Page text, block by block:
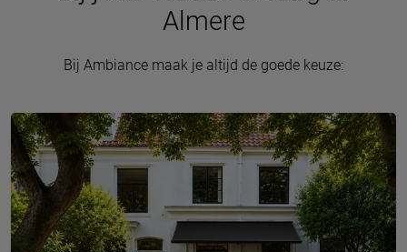
Almere
Bij Ambiance maak je altijd de goede keuze: